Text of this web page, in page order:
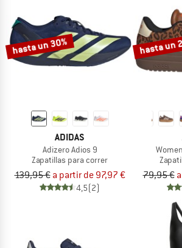
hasta un 30%
ADIDAS
Adizero Adios 9
Zapatillas para correr
139,95 € a partir de 97,97 €
4,5(2)
hasta un
79,95 €